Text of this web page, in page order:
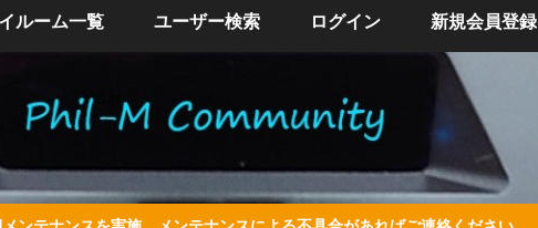
ルーム一覧 ユーザー検索 ログイン 新規会員登録